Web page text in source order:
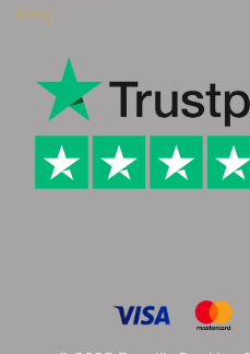
Blog